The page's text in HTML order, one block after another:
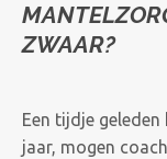
ZWAAR?
Een tijdje
jaar, mogen